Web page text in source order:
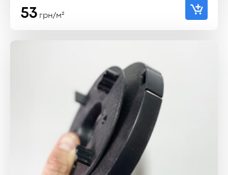
53 грн/м²